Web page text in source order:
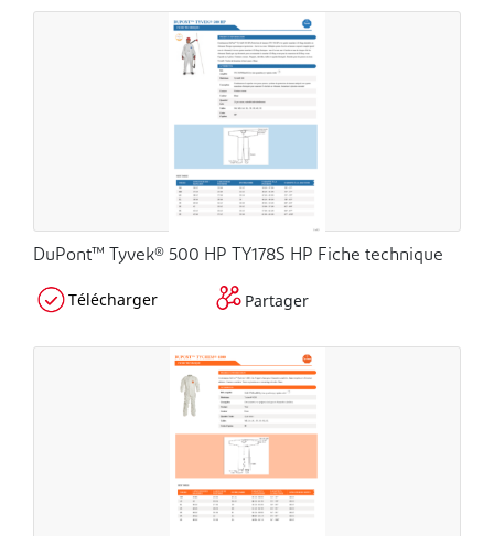
DuPont™ Tyvek® 500 HP TY178S HP Fiche technique
Télécharger Partager